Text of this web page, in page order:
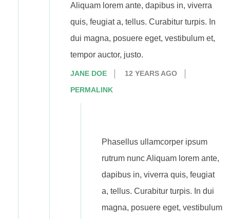
Aliquam lorem ante, dapibus in, viverra
quis, feugiat a, tellus. Curabitur turpis. In
dui magna, posuere eget, vestibulum et,
tempor auctor, justo.
JANE DOE 12 YEARS AGO
PERMALINK
Phasellus ullamcorper ipsum
rutrum nunc Aliquam lorem ante,
dapibus in, viverra quis, feugiat
a, tellus. Curabitur turpis. In dui
magna, posuere eget, vestibulum